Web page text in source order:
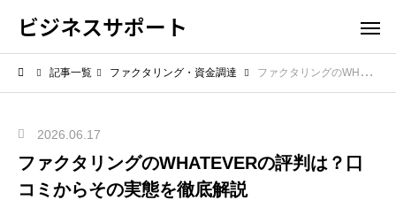
ビジネスサポート
記事一覧 ファクタリング・資金調達 ファクタリングのWHATEVERの評判は？口コミからその実態を徹底解説
2026.06.17
ファクタリングのWHATEVERの評判は？口
コミからその実態を徹底解説